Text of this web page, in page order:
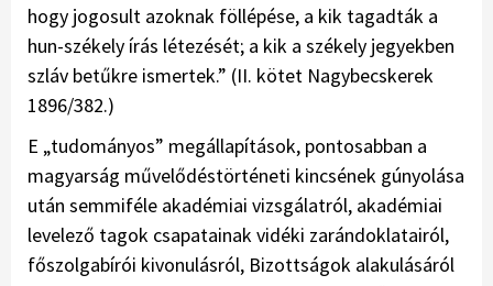
hogy jogosult azoknak föllépése, a kik tagadták a
hun-székely írás létezését; a kik a székely jegyekben
szláv betűkre ismertek.” (II. kötet Nagybecskerek
1896/382.)
E „tudományos” megállapítások, pontosabban a
magyarság művelődéstörténeti kincsének gúnyolása
után semmiféle akadémiai vizsgálatról, akadémiai
levelező tagok csapatainak vidéki zarándoklatairól,
főszolgabírói kivonulásról, Bizottságok alakulásáról